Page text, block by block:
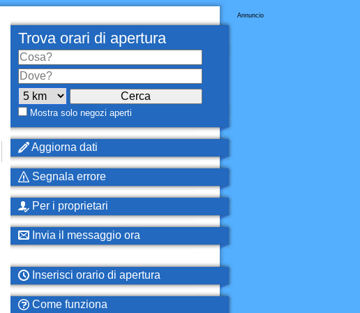
Annuncio
Trova orari di apertura
Mostra solo negozi aperti
Aggiorna dati
Segnala errore
Per i proprietari
Invia il messaggio ora
Inserisci orario di apertura
Come funziona